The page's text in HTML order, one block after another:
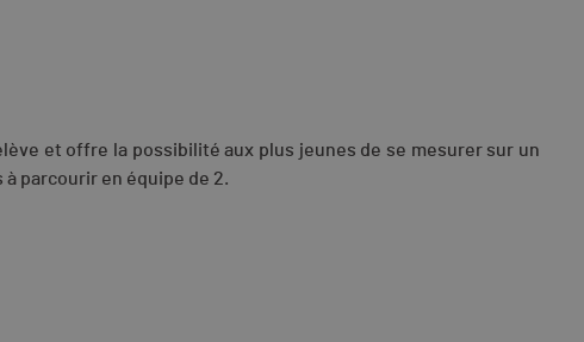
et offre la possibilité aux plus jeunes de se mesurer sur un
parcourir en équipe de 2.